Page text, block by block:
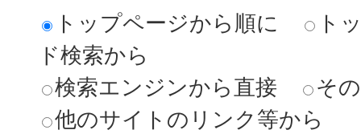
トップページから順に
ト
ド検索から
検索エンジンから直接
そ
他のサイトのリンク等から